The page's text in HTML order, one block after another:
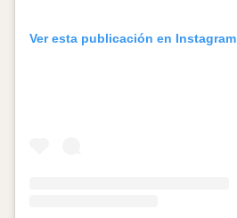
Ver esta publicación en Instagram